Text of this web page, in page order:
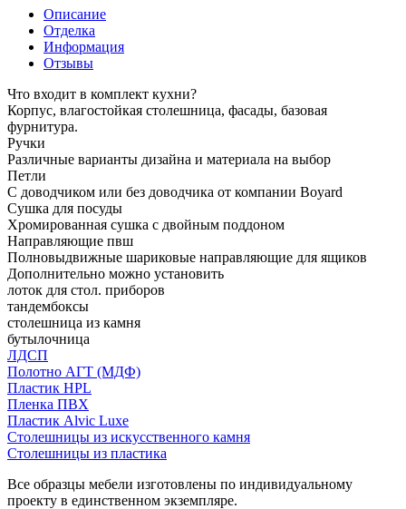
Описание
Отделка
Информация
Отзывы
Что входит в комплект кухни?
Корпус, влагостойкая столешница, фасады, базовая
фурнитура.
Ручки
Различные варианты дизайна и материала на выбор
Петли
С доводчиком или без доводчика от компании Boyard
Сушка для посуды
Хромированная сушка с двойным поддоном
Направляющие пвш
Полновыдвижные шариковые направляющие для ящиков
Дополнительно можно установить
лоток для стол. приборов
тандембоксы
столешница из камня
бутылочница
ЛДСП
Полотно АГТ (МДФ)
Пластик HPL
Пленка ПВХ
Пластик Alvic Luxe
Столешницы из искусственного камня
Столешницы из пластика
Все образцы мебели изготовлены по индивидуальному
проекту в единственном экземпляре.